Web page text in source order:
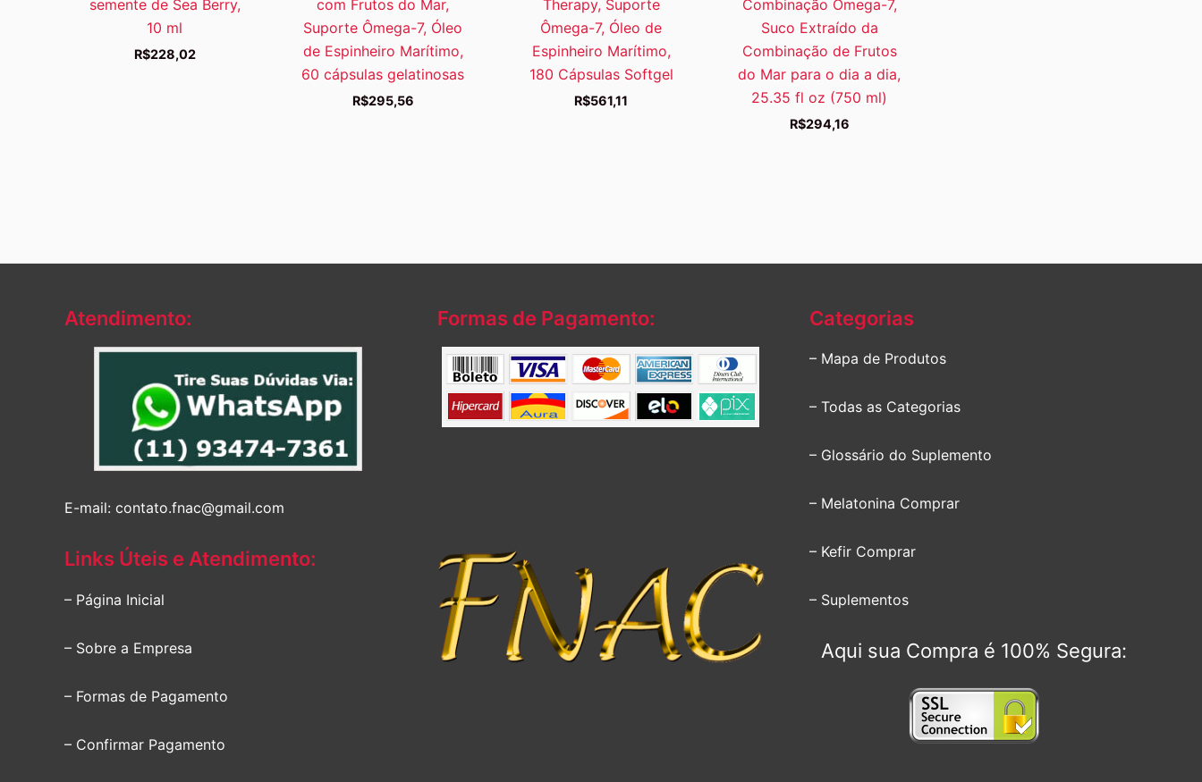
semente de Sea Berry,
10 ml
R$228,02
com Frutos do Mar,
Suporte Ômega-7, Óleo
de Espinheiro Marítimo,
60 cápsulas gelatinosas
R$295,56
Therapy, Suporte
Ômega-7, Óleo de
Espinheiro Marítimo,
180 Cápsulas Softgel
R$561,11
Combinação Ômega-7,
Suco Extraído da
Combinação de Frutos
do Mar para o dia a dia,
25.35 fl oz (750 ml)
R$294,16
Atendimento:
E-mail: contato.fnac@gmail.com
Links Úteis e Atendimento:
– Página Inicial
– Sobre a Empresa
– Formas de Pagamento
– Confirmar Pagamento
Formas de Pagamento: Categorias
– Mapa de Produtos
– Todas as Categorias
– Glossário do Suplemento
– Melatonina Comprar
– Kefir Comprar
– Suplementos
Aqui sua Compra é 100% Segura: